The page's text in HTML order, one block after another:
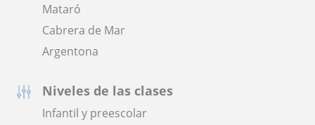
Mataró
Cabrera de Mar
Argentona
Niveles de las clases
Infantil y preescolar